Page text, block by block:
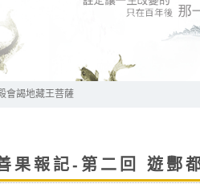
會謁地藏王菩薩
果報記-第二回 遊酆